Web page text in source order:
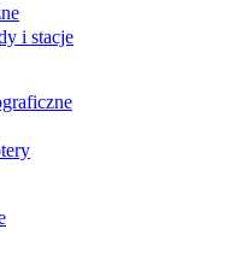
i stacje